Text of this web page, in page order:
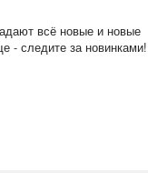
всё новые и новые
- следите за новинками!